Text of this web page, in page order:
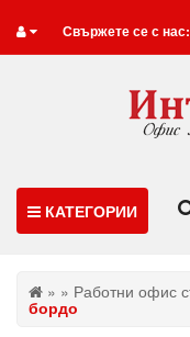
Свържете се с нас:
КАТЕГОРИИ
» » Работни офис
бордо